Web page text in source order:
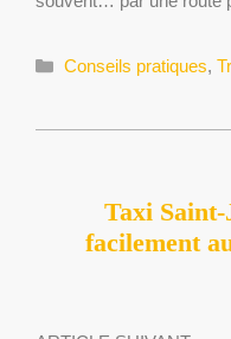
Catégories
Conseils pratiques,
Taxi
facilement